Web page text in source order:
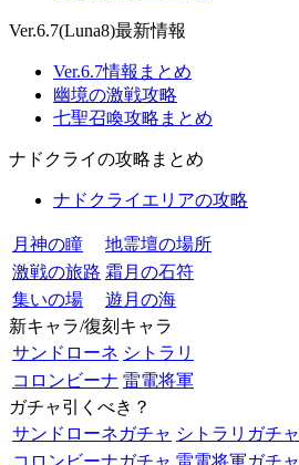
Ver.6.7(Luna8)最新情報
Ver.6.7情報まとめ
幽境の激戦攻略
七聖召喚攻略まとめ
ナドクライの攻略まとめ
ナドクライエリアの攻略
月神の瞳
地霊壇の場所
激戦の旅路 霜月の石符
集いの場
遊月の海
新キャラ/復刻キャラ
サンドローネ シトラリ
コロンビーナ 雷電将軍
ガチャ引くべき？
サンドローネガチャ シトラリガチャ
コロンビーナガチャ 雷電将軍ガチャ